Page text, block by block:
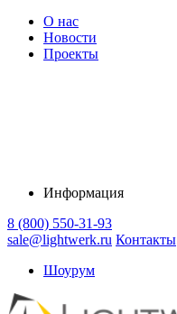
О нас
Новости
Проекты
Информация
8 (800) 550-31-93
sale@lightwerk.ru Контакты
Шоурум